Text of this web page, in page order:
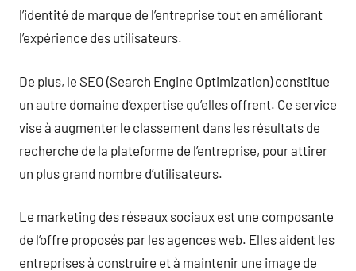
l’identité de marque de l’entreprise tout en améliorant
l’expérience des utilisateurs.
De plus, le SEO (Search Engine Optimization) constitue
un autre domaine d’expertise qu’elles offrent. Ce service
vise à augmenter le classement dans les résultats de
recherche de la plateforme de l’entreprise, pour attirer
un plus grand nombre d’utilisateurs.
Le marketing des réseaux sociaux est une composante
de l’offre proposés par les agences web. Elles aident les
entreprises à construire et à maintenir une image de